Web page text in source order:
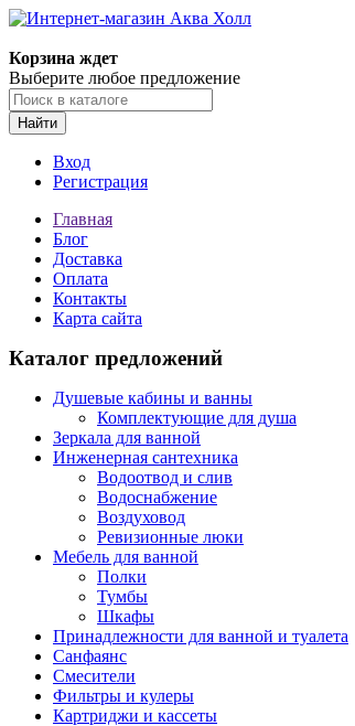
Корзина ждет
Выберите любое предложение
Найти
Вход
Регистрация
Главная
Блог
Доставка
Оплата
Контакты
Карта сайта
Каталог предложений
Душевые кабины и ванны
Комплектующие для душа
Зеркала для ванной
Инженерная сантехника
Водоотвод и слив
Водоснабжение
Воздуховод
Ревизионные люки
Мебель для ванной
Полки
Тумбы
Шкафы
Принадлежности для ванной и туалета
Санфаянс
Смесители
Фильтры и кулеры
Картриджи и кассеты